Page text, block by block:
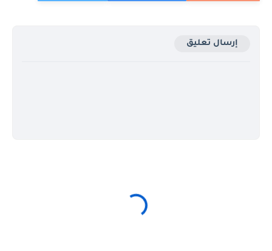
إرسال تعليق